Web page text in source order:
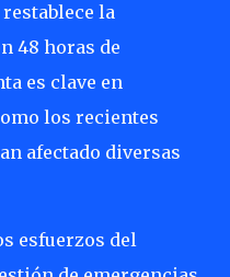
la
48 horas de
es clave en
los recientes
afectado diversas
esfuerzos del